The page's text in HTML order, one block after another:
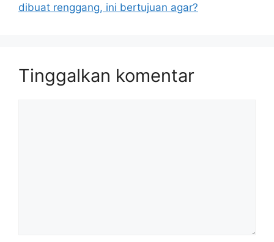
dibuat renggang, ini bertujuan agar?
Tinggalkan komentar